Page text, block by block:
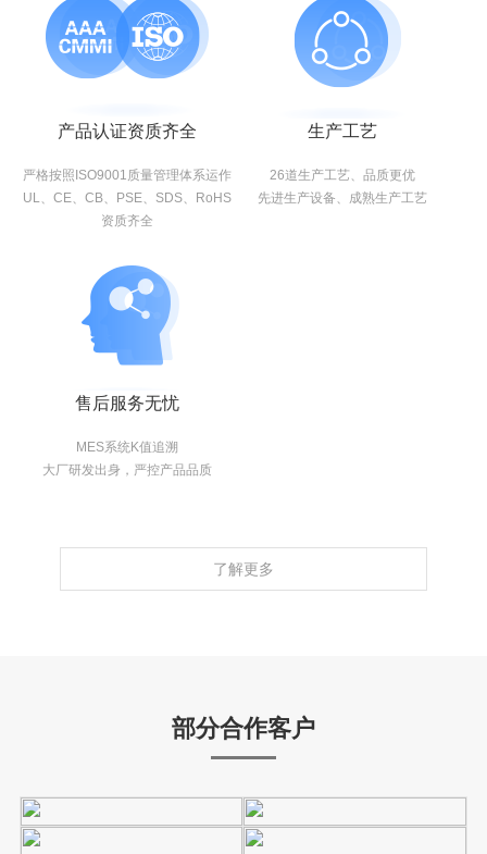
产品认证资质齐全
严格按照ISO9001质量管理体系运作
UL、CE、CB、PSE、SDS、RoHS
资质齐全
生产工艺
26道生产工艺、品质更优
先进生产设备、成熟生产工艺
售后服务无忧
MES系统K值追溯
大厂研发出身，严控产品品质
了解更多
部分合作客户